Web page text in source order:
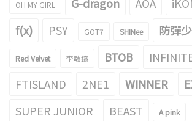
OH MY GIRL G-dragon AOA
f(x) PSY GOT7 SHINee 防彈
Red Velvet 李敏鎬 BTOB
FTISLAND
2NE1 WINNER
SUPER JUNIOR BEAST A pink